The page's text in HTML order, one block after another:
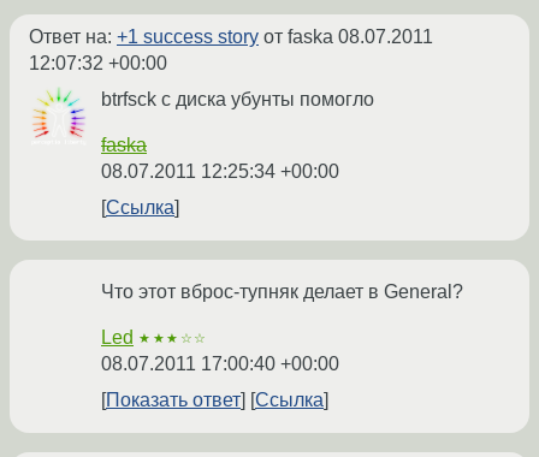
Ответ на: +1 success story от faska 08.07.2011
12:07:32 +00:00
btrfsck с диска убунты помогло
faska
08.07.2011 12:25:34 +00:00
Ссылка
Что этот вброс-тупняк делает в General?
Led ★★★☆☆
08.07.2011 17:00:40 +00:00
Показать ответ
Ссылка